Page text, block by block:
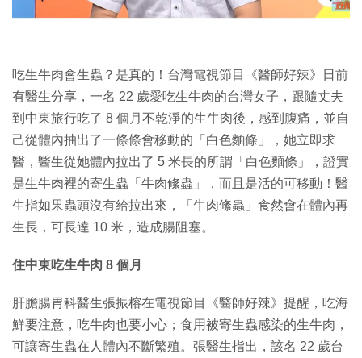
吃生牛肉會生蟲？是真的！台灣電視節目《醫師好辣》日前
有醫生分享，一名 22 歲愛吃生牛肉的台灣女子，跟隨丈夫
到中東旅行吃了 8 個月不乾淨的生牛肉後，感到腹痛，並自
己從體內抽出了一條條會移動的「白色麵條」，她立即求
醫，醫生從她體內拉出了 5 米長的所謂「白色麵條」，證實
是生牛肉裡的寄生蟲「牛肉絛蟲」，而且是活的可移動！醫
生指如果蟲頭沒有給拉出來，「牛肉絛蟲」食然會在體內再
生長，可長達 10 米，造成腸阻塞。
住中東吃生牛肉 8 個月
肝膽腸胃科醫生張振榕在電視節目《醫師好辣》提醒，吃海
鮮要注意，吃牛肉也要小心；食用被寄生蟲感染的生牛肉，
可讓寄生蟲在人體內不斷繁殖。張醫生指出，該名 22 歲台